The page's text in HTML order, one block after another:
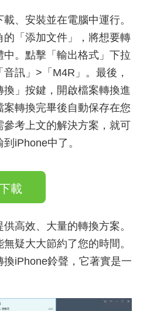
、安裝並在電腦中運行。
的「添加文件」，將想要轉
中。點擊「輸出格式」下拉
訊」>「M4R」。最後，
」按鍵，開啟檔案轉換進
案轉換完畢後自動保存在您
參考上文的解決方案，就可
iPhone中了。
載
高效、大量的轉換方案。
疑大大節約了您的時間。
iPhone鈴聲，它著實是一